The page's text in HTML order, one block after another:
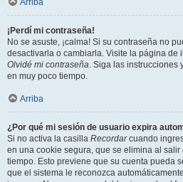
Arriba
¡Perdí mi contraseña!
No se asuste, ¡calma! Si su contraseña no
desactivarla o cambiarla. Visite la página de
Olvidé mi contraseña. Siga las instrucciones
en muy poco tiempo.
Arriba
¿Por qué mi sesión de usuario expira
Si no activa la casilla Recordarcuando
en una cookie segura, que se elimina al
tiempo. Esto previene que su cuenta pueda
que el sistema le reconozca